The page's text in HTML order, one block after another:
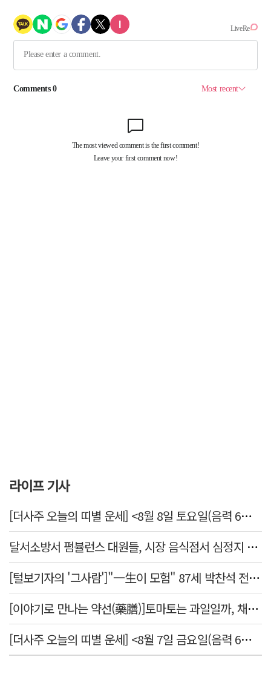
라이프 기사
[더사주 오늘의 띠별 운세] <8월 8일 토요일(음력 6월26일)>
달서소방서 펌뷸런스 대원들, 시장 음식점서 심정지 환자 생명 살려
[털보기자의 '그사람']"一生이 모험" 87세 박찬석 전 경북대 총장
[이야기로 만나는 약선(藥膳)]토마토는 과일일까, 채소일까
[더사주 오늘의 띠별 운세] <8월 7일 금요일(음력 6월25일)>